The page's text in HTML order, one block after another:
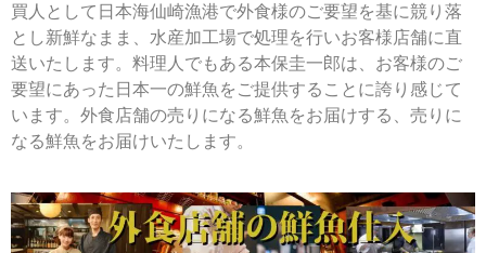
買人として日本海仙崎漁港で外食様のご要望を基に競り落
とし新鮮なまま、水産加工場で処理を行いお客様店舗に直
送いたします。料理人でもある本保圭一郎は、お客様のご
要望にあった日本一の鮮魚をご提供することに誇り感じて
います。外食店舗の売りになる鮮魚をお届けする、売りに
なる鮮魚をお届けいたします。